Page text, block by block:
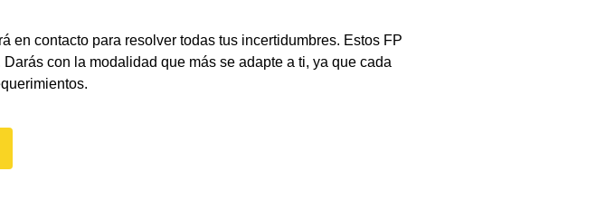
en contacto para resolver todas tus incertidumbres. Estos FP
con la modalidad que más se adapte a ti, ya que cada